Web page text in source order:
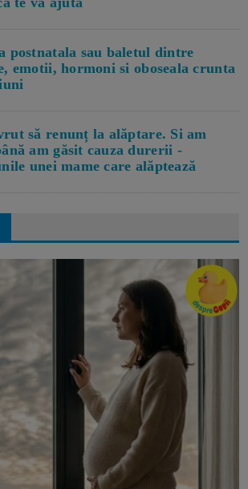
postnatala sau baletul dintre
emotii, hormoni si oboseala crunta
să renunț la alăptare. Si am
am găsit cauza durerii -
unei mame care alăptează